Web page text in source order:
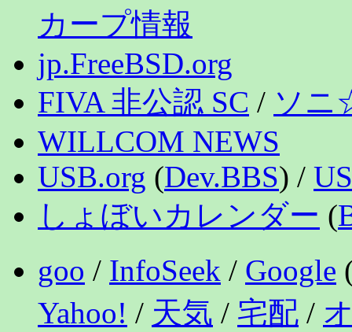
カープ情報
jp.FreeBSD.org
FIVA 非公認 SC / ソニ
WILLCOM NEWS
USB.org (Dev.BBS) /
しょぼいカレンダー (
goo / InfoSeek / Google
Yahoo! / 天気 / 宅配 /